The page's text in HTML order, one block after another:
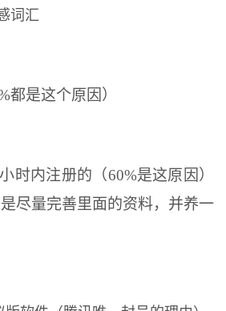
词汇
都是这个原因）
时内注册的（60%是这原因）
尽量完善里面的资料，并养一